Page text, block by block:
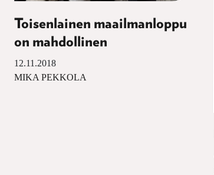
Toisenlainen maailmanloppu
on mahdollinen
12.11.2018
MIKA PEKKOLA